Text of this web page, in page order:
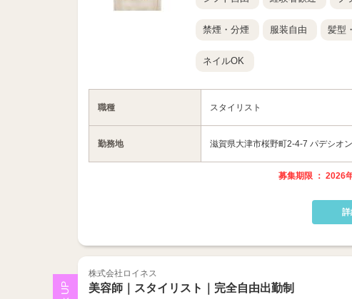
禁煙・分煙 服装自由 髪型
ネイルOK
職種 スタイリスト
勤務地 滋賀県大津市桜野町2-4-7 パデシオ
募集期限 ： 2026
詳
株式会社ロイネス
美容師｜スタイリスト｜完全自由出勤制